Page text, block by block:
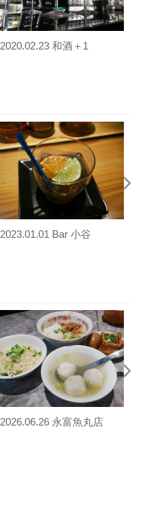
2020.02.23 和酒＋1
2023.01.01 Bar 小谷
2026.06.26 永富魚丸店